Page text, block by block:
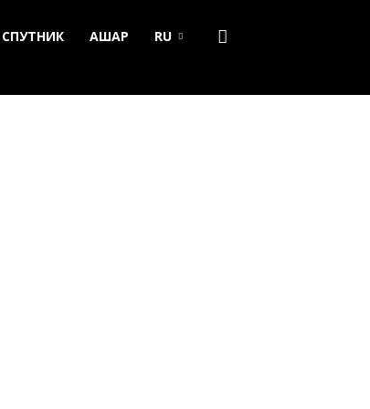
СПУТНИК АШАР RU